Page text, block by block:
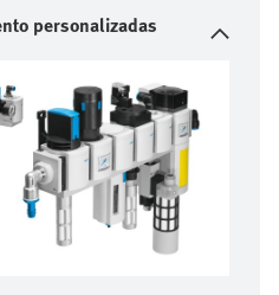
personalizadas